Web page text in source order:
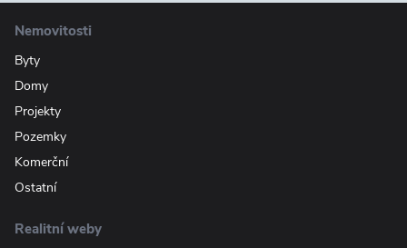
Nemovitosti
Byty
Domy
Projekty
Pozemky
Komerční
Ostatní
Realitní weby